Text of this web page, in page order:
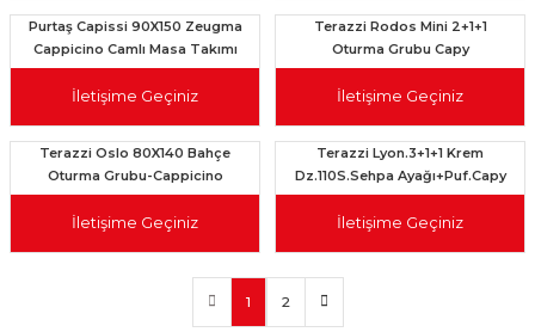
Purtaş Capissi 90X150 Zeugma
Cappicino Camlı Masa Takımı
İletişime Geçiniz
Terazzi Rodos Mini 2+1+1
Oturma Grubu Capy
İletişime Geçiniz
Terazzi Oslo 80X140 Bahçe
Oturma Grubu-Cappicino
İletişime Geçiniz
Terazzi Lyon.3+1+1 Krem
Dz.110S.Sehpa Ayağı+Puf.Capy
Mn.Olf
İletişime Geçiniz
1 2